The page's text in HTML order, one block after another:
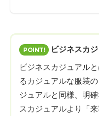
ビジネスカ
ビジネスカジュアル
るカジュアルな服装
ジュアルと同様、明
スカジュアルより「